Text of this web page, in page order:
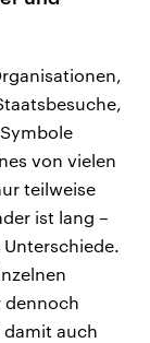
von vielen
teilweise
ist lang –
dennoch
damit auch